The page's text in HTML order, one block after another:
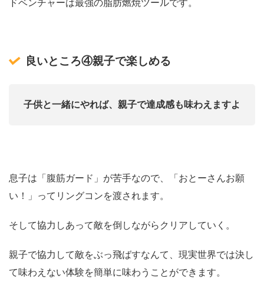
ドベンチャーは最強の脂肪燃焼ツールです。
良いところ④親子で楽しめる
子供と一緒にやれば、親子で達成感も味わえますよ
息子は「腹筋ガード」が苦手なので、「おとーさんお願
い！」ってリングコンを渡されます。
そして協力しあって敵を倒しながらクリアしていく。
親子で協力して敵をぶっ飛ばすなんて、現実世界では決し
て味わえない体験を簡単に味わうことができます。